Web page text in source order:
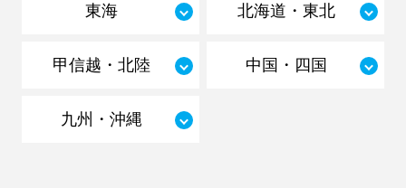
東海 北海道・東北
甲信越・北陸 中国・四国
九州・沖縄